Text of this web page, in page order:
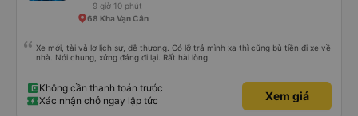
9 giờ 10 phút
68 Kha Vạn Cân
Xe mới, tài và lơ lịch sự, dễ thương. Có lỡ trả mình xa thì cũng bù tiền đi xe về
nhà. Nói chung, xứng đáng đi lại. Rất hài lòng.
Không cần thanh toán trước
Xác nhận chỗ ngay lập tức
Xem giá